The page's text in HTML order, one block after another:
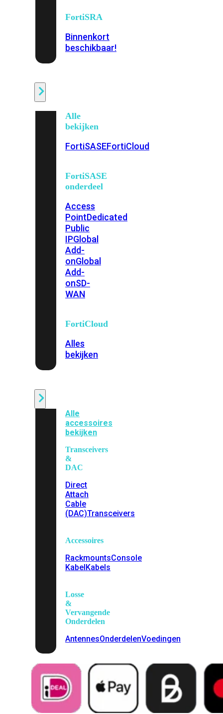
FortiSRA
Binnenkort
beschikbaar!
Alle
bekijken
FortiSASEFortiCloud
FortiSASE
onderdeel
Access
PointDedicated
Public
IPGlobal
Add-
onGlobal
Add-
onSD-
WAN
FortiCloud
Alles
bekijken
Alle
accessoires
bekijken
Transceivers
&
DAC
Direct
Attach
Cable
(DAC)Transceivers
Accessoires
RackmountsConsole
KabelKabels
Losse
&
Vervangende
Onderdelen
AntennesOnderdelenVoedingen